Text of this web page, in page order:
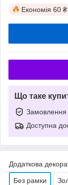
Економія 60 ₴
Що таке
Замовлення
Доступна
Додаткова
Без рамки